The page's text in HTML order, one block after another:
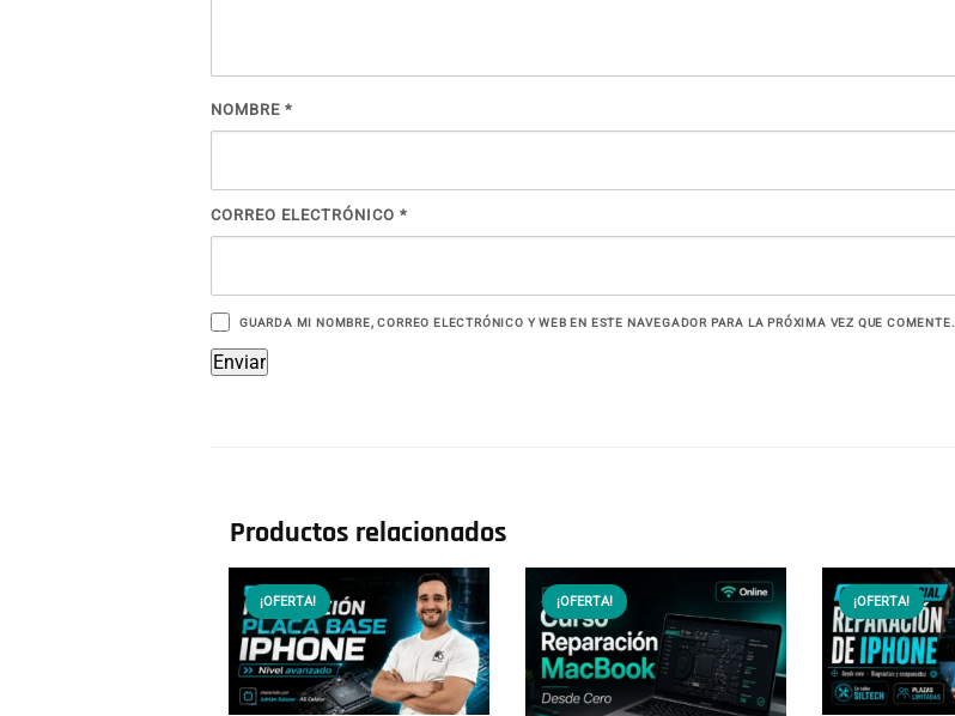
NOMBRE *
CORREO ELECTRÓNICO *
GUARDA MI NOMBRE, CORREO ELECTRÓNICO Y WEB EN ESTE NAVEGADOR PARA LA PRÓXIMA VEZ QUE COMENTE.
Productos relacionados
¡OFERTA! ¡OFERTA! ¡OFERTA!